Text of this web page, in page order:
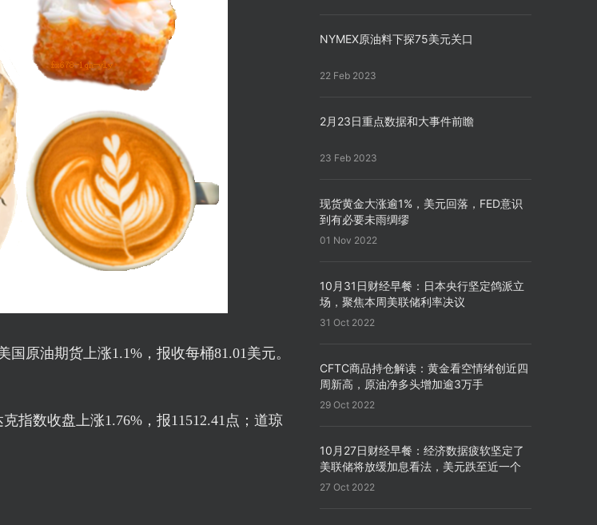
原油期货上涨1.1%，报收每桶81.01美元。
指数收盘上涨1.76%，报11512.41点；道琼
NYMEX原油料下探75美元关口
22 Feb 2023
2月23日重点数据和大事件前瞻
23 Feb 2023
现货黄金大涨逾1%，美元回落，FED意识
到有必要未雨绸缪
01 Nov 2022
10月31日财经早餐：日本央行坚定鸽派立
场，聚焦本周美联储利率决议
31 Oct 2022
CFTC商品持仓解读：黄金看空情绪创近四
周新高，原油净多头增加逾3万手
29 Oct 2022
10月27日财经早餐：经济数据疲软坚定了
美联储将放缓加息看法，美元跌至近一个
月来新低
27 Oct 2022